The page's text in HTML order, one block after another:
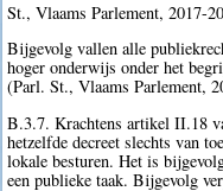
St., Vlaams Parlement, 2017-
Bijgevolg vallen alle
hoger onderwijs onder het
(Parl. St., Vlaams Parlement,
B.3.7. Krachtens artikel II.18
hetzelfde decreet slechts van
lokale besturen. Het is
een publieke taak. Bijgevolg